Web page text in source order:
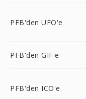
PFB'den UFO'e
PFB'den GIF'e
PFB'den ICO'e